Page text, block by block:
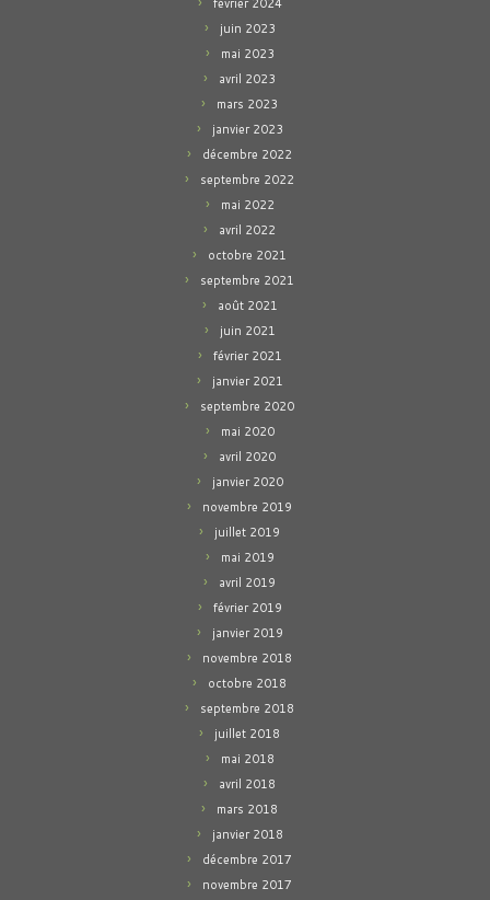
juin 2023
mai 2023
avril 2023
mars 2023
janvier 2023
décembre 2022
septembre 2022
mai 2022
avril 2022
octobre 2021
septembre 2021
août 2021
juin 2021
février 2021
janvier 2021
septembre 2020
mai 2020
avril 2020
janvier 2020
novembre 2019
juillet 2019
mai 2019
avril 2019
février 2019
janvier 2019
novembre 2018
octobre 2018
septembre 2018
juillet 2018
mai 2018
avril 2018
mars 2018
janvier 2018
décembre 2017
novembre 2017